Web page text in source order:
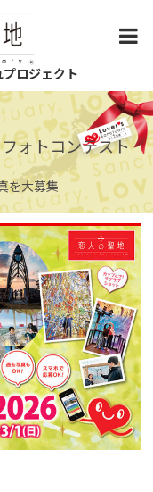
ロジェクト
ォトコンテスト
を大募集